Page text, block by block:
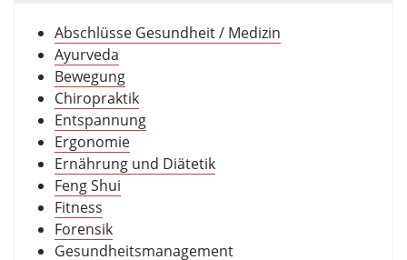
Abschlüsse Gesundheit / Medizin
Ayurveda
Bewegung
Chiropraktik
Entspannung
Ergonomie
Ernährung und Diätetik
Feng Shui
Fitness
Forensik
Gesundheitsmanagement